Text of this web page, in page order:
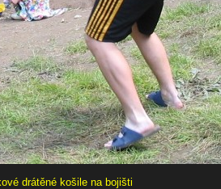
drátěné košile na bojišti